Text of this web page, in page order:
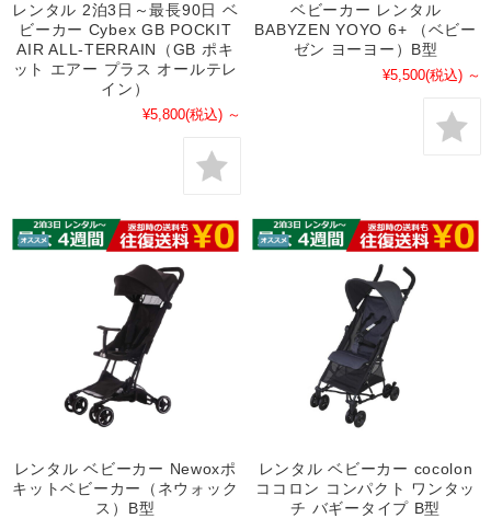
レンタル 2泊3日～最長90日 ベ
ビーカー Cybex GB POCKIT
AIR ALL-TERRAIN（GB ポキ
ット エアー プラス オールテレ
イン）
¥5,800(税込) ～
ベビーカー レンタル
BABYZEN YOYO 6+ （ベビー
ゼン ヨーヨー）B型
¥5,500(税込) ～
レンタル ベビーカー Newoxポ
キットベビーカー（ネウォック
ス）B型
レンタル ベビーカー cocolon
ココロン コンパクト ワンタッ
チ バギータイプ B型